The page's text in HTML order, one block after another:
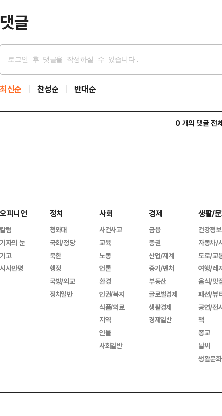
댓글
최신순 찬성순 반대순
0 개의 댓글 전
오피니언
칼럼
기자의 눈
기고
시사만평
정치
청와대
국회/정당
북한
행정
국방/외교
정치일반
사회
사건사고
교육
노동
언론
환경
인권/복지
식품/의료
지역
인물
사회일반
경제
금융
증권
산업/재계
중기/벤처
부동산
글로벌경제
생활경제
경제일반
생활/
건강정보
자동차/
도로/교
여행/레
음식/맛
패션/뷰
공연/전
책
종교
날씨
생활문